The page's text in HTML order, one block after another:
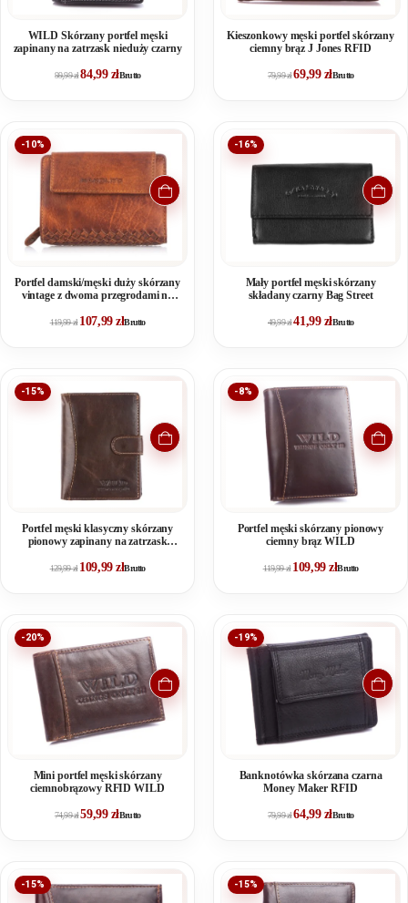
WILD Skórzany portfel męski
zapinany na zatrzask nieduży czarny
99,99zł84,99 złBrutto
Kieszonkowy męski portfel skórzany
ciemny brąz J Jones RFID
79,99zł69,99 złBrutto
-10%
Portfel damski/męski duży skórzany
vintage z dwoma przegrodami na
119,99zł 107,99złBrutto
-16%
Mały portfel męski skórzany
składany czarny Bag Street
49,99zł41,99 złBrutto
-15%
Portfel męski klasyczny skórzany
pionowy zapinany na zatrzask
129,99zł 109,99złBrutto
-8%
Portfel męski skórzany pionowy
ciemny brąz WILD
119,99zł 109,99złBrutto
-20%
Mini portfel męski skórzany
ciemnobrązowy RFID WILD
74,99zł59,99 złBrutto
-19%
Banknotówka skórzana czarna
Money Maker RFID
79,99zł64,99 złBrutto
-15% -15%